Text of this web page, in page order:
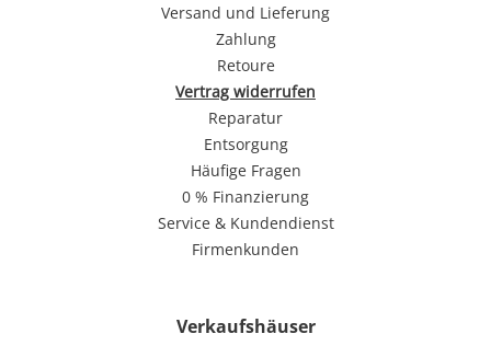
Versand und Lieferung
Zahlung
Retoure
Vertrag widerrufen
Reparatur
Entsorgung
Häufige Fragen
0 % Finanzierung
Service & Kundendienst
Firmenkunden
Verkaufshäuser